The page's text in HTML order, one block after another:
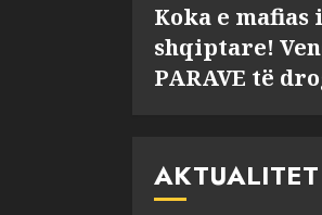
Koka e
shqiptare!
PARAVE të
AKTUALITET